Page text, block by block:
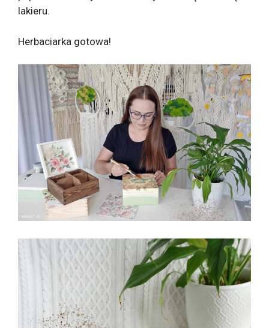
lakieru.
Herbaciarka gotowa!